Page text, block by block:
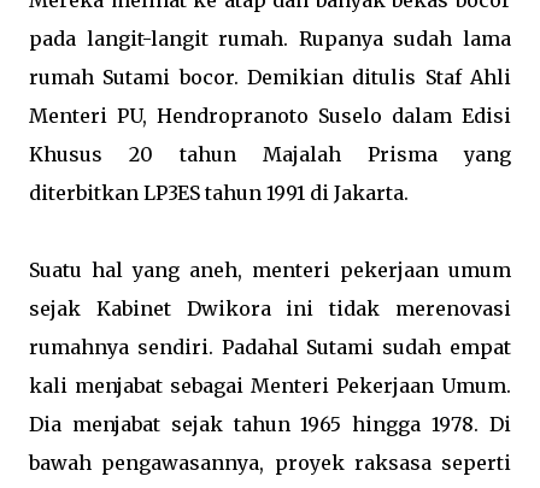
pada langit-langit rumah. Rupanya sudah lama
rumah Sutami bocor. Demikian ditulis Staf Ahli
Menteri PU, Hendropranoto Suselo dalam Edisi
Khusus 20 tahun Majalah Prisma yang
diterbitkan LP3ES tahun 1991 di Jakarta.
Suatu hal yang aneh, menteri pekerjaan umum
sejak Kabinet Dwikora ini tidak merenovasi
rumahnya sendiri. Padahal Sutami sudah empat
kali menjabat sebagai Menteri Pekerjaan Umum.
Dia menjabat sejak tahun 1965 hingga 1978. Di
bawah pengawasannya, proyek raksasa seperti